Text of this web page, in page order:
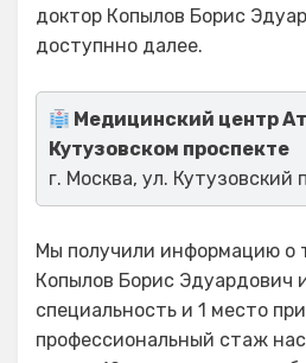
доктор Копылов Борис
доступнно далее.
Медицинский центр
Кутузовском проспекте
г. Москва, ул. Кутузовский
Мы получили информацию о
Копылов Борис Эдуардович
специальность и 1 место
профессиональный стаж